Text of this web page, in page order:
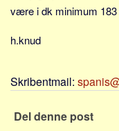
Tyrkiet
Spanien
Sverige
Thailand
være i dk minimum
h.knud
Skribentmail:
Del denne post